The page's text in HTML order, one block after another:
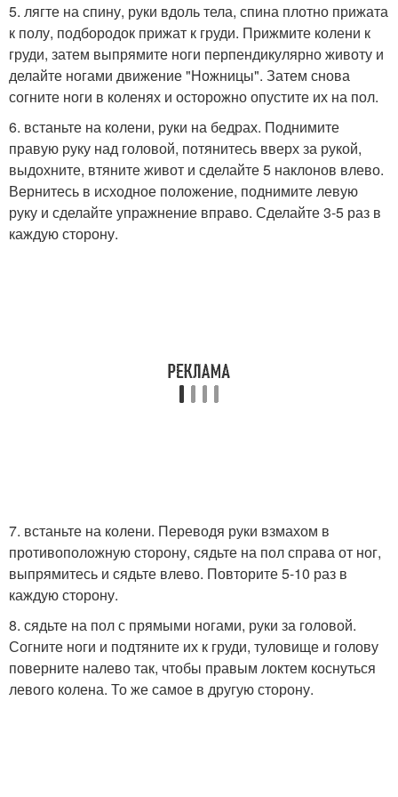
5. лягте на спину, руки вдоль тела, спина плотно прижата
к полу, подбородок прижат к груди. Прижмите колени к
груди, затем выпрямите ноги перпендикулярно животу и
делайте ногами движение "Ножницы". Затем снова
согните ноги в коленях и осторожно опустите их на пол.
6. встаньте на колени, руки на бедрах. Поднимите
правую руку над головой, потянитесь вверх за рукой,
выдохните, втяните живот и сделайте 5 наклонов влево.
Вернитесь в исходное положение, поднимите левую
руку и сделайте упражнение вправо. Сделайте 3-5 раз в
каждую сторону.
7. встаньте на колени. Переводя руки взмахом в
противоположную сторону, сядьте на пол справа от ног,
выпрямитесь и сядьте влево. Повторите 5-10 раз в
каждую сторону.
8. сядьте на пол с прямыми ногами, руки за головой.
Согните ноги и подтяните их к груди, туловище и голову
поверните налево так, чтобы правым локтем коснуться
левого колена. То же самое в другую сторону.